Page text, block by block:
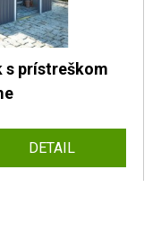
s prístreškom
DETAIL